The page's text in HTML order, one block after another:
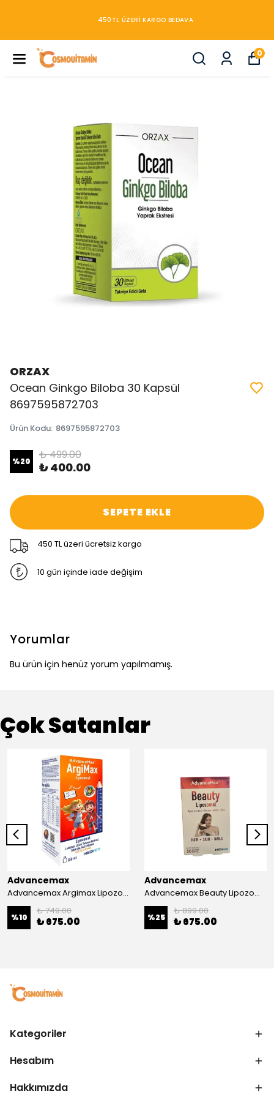
450TL ÜZERİ KARGO BEDAVA
0
ORZAX
Ocean Ginkgo Biloba 30 Kapsül
8697595872703
Ürün Kodu: 8697595872703
%20 ₺ 499.00
₺ 400.00
SEPETE EKLE
450 TL üzeri ücretsiz kargo
10 gün içinde iade değişim
Yorumlar
Bu ürün için henüz yorum yapılmamış.
Çok Satanlar
Advancemax
Advancemax Argimax Lipozomal Sıvı 150 ml 8684375607587
%10
₺ 749.00
₺ 675.00
Advancemax
Advancemax Beauty Lipozomal Hyalüronik Asit Keratin Biotin Zn 30 Kapsül 8684375607556
%25
₺ 899.00
₺ 675.00
Kategoriler
Hesabım
Hakkımızda